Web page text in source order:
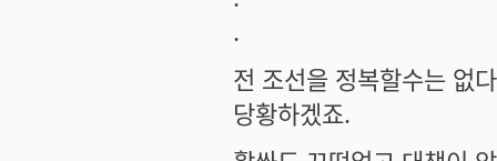
.
전 조선을 정복할수는 없
당황하겠죠.